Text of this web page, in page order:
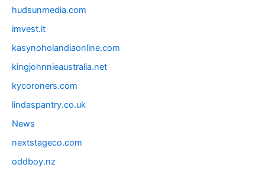
hudsunmedia.com
imvest.it
kasynoholandiaonline.com
kingjohnnieaustralia.net
kycoroners.com
lindaspantry.co.uk
News
nextstageco.com
oddboy.nz